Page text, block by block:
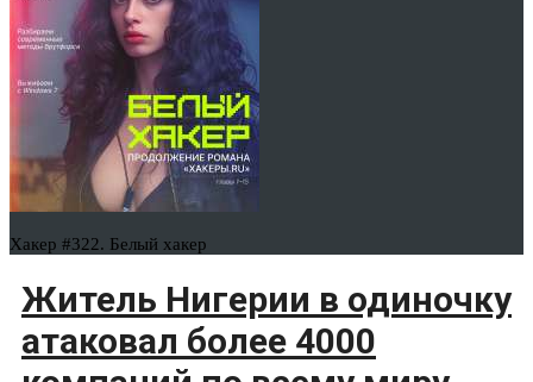
Хакер #322. Белый хакер
Житель Нигерии в одиночку
атаковал более 4000